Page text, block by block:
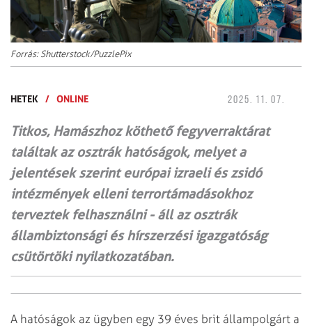
Forrás: Shutterstock/PuzzlePix
HETEK / ONLINE 2025. 11. 07.
Titkos, Hamászhoz köthető fegyverraktárat
találtak az osztrák hatóságok, melyet a
jelentések szerint európai izraeli és zsidó
intézmények elleni terrortámadásokhoz
terveztek felhasználni - áll az osztrák
állambiztonsági és hírszerzési igazgatóság
csütörtöki nyilatkozatában.
A hatóságok az ügyben egy 39 éves brit állampolgárt a